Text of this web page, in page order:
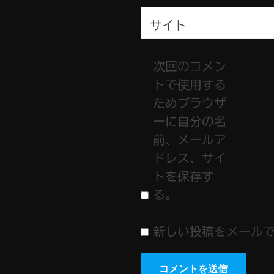
サイト
次回のコメン
トで使用する
ためブラウザ
ーに自分の名
前、メールア
ドレス、サイ
トを保存す
る。
新しい投稿をメール